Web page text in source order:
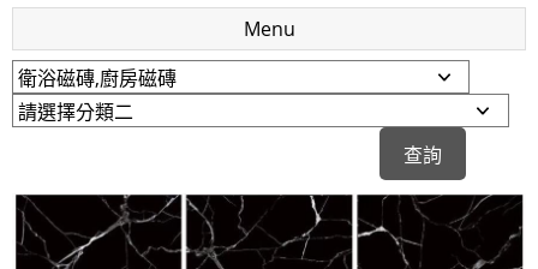
原Line已滿 無法加Line好友 請親愛的客戶加入
LINE官方帳號@a0975005573
開車：中山路1段 到永平路路口(樂華夜市口)門口可
停車
捷運： 中和線【頂溪站 2 號出口】往中山路1段139
號約10分鐘
原Line已滿 無法加Line好友 請親愛的客戶加入
Menu